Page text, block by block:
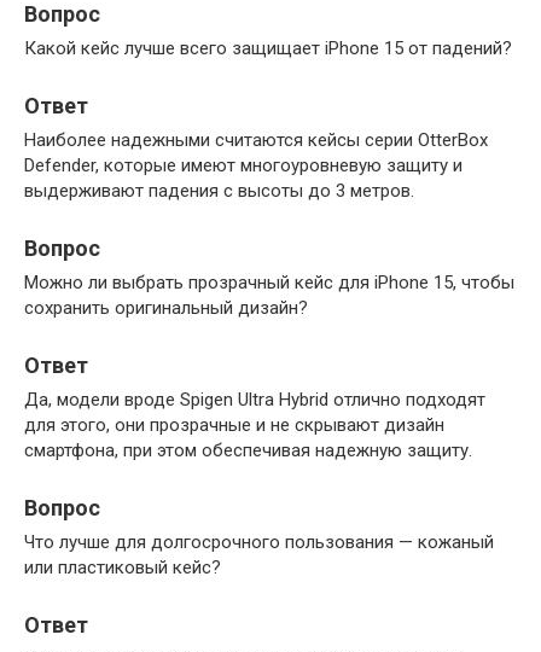
Вопрос
Какой кейс лучше всего защищает iPhone 15 от падений?
Ответ
Наиболее надежными считаются кейсы серии OtterBox
Defender, которые имеют многоуровневую защиту и
выдерживают падения с высоты до 3 метров.
Вопрос
Можно ли выбрать прозрачный кейс для iPhone 15, чтобы
сохранить оригинальный дизайн?
Ответ
Да, модели вроде Spigen Ultra Hybrid отлично подходят
для этого, они прозрачные и не скрывают дизайн
смартфона, при этом обеспечивая надежную защиту.
Вопрос
Что лучше для долгосрочного пользования — кожаный
или пластиковый кейс?
Ответ